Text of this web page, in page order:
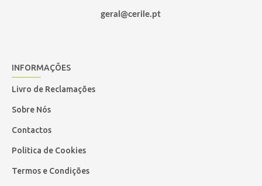
geral@cerile.pt
INFORMAÇÕES
Livro de Reclamações
Sobre Nós
Contactos
Politica de Cookies
Termos e Condições